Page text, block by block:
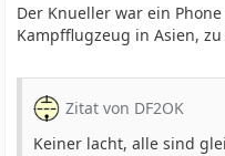
Der Knueller war ein
Kampfflugzeug in Asien,
Zitat von DF2OK
Keiner lacht, alle sind